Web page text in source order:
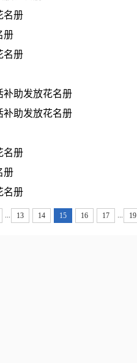
名册
册
名册
补助发放花名册
补助发放花名册
名册
册
名册
13 14 15 16 17 19